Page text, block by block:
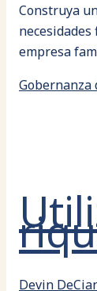
Construya
empresa
Gobernanza
Devin